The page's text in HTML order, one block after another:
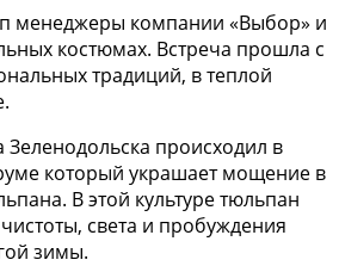
менеджеры компании «Выбор» и
костюмах. Встреча прошла с
традиций, в теплой
происходил в
который украшает мощение в
В этой культуре тюльпан
света и пробуждения
зимы.